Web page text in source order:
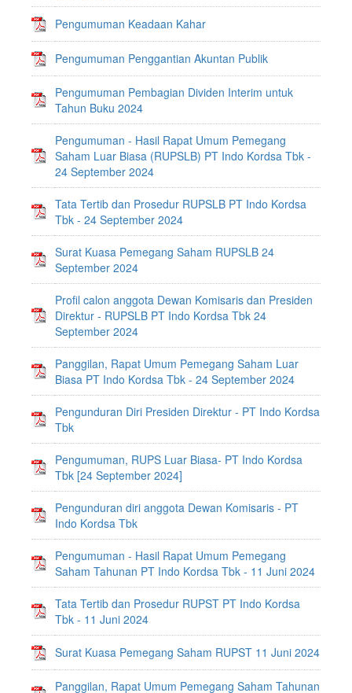
Pengumuman Keadaan Kahar
Pengumuman Penggantian Akuntan Publik
Pengumuman Pembagian Dividen Interim untuk
Tahun Buku 2024
Pengumuman - Hasil Rapat Umum Pemegang
Saham Luar Biasa (RUPSLB) PT Indo Kordsa Tbk -
24 September 2024
Tata Tertib dan Prosedur RUPSLB PT Indo Kordsa
Tbk - 24 September 2024
Surat Kuasa Pemegang Saham RUPSLB 24
September 2024
Profil calon anggota Dewan Komisaris dan Presiden
Direktur - RUPSLB PT Indo Kordsa Tbk 24
September 2024
Panggilan, Rapat Umum Pemegang Saham Luar
Biasa PT Indo Kordsa Tbk - 24 September 2024
Pengunduran Diri Presiden Direktur - PT Indo Kordsa
Tbk
Pengumuman, RUPS Luar Biasa- PT Indo Kordsa
Tbk [24 September 2024]
Pengunduran diri anggota Dewan Komisaris - PT
Indo Kordsa Tbk
Pengumuman - Hasil Rapat Umum Pemegang
Saham Tahunan PT Indo Kordsa Tbk - 11 Juni 2024
Tata Tertib dan Prosedur RUPST PT Indo Kordsa
Tbk - 11 Juni 2024
Surat Kuasa Pemegang Saham RUPST 11 Juni 2024
Panggilan, Rapat Umum Pemegang Saham Tahunan